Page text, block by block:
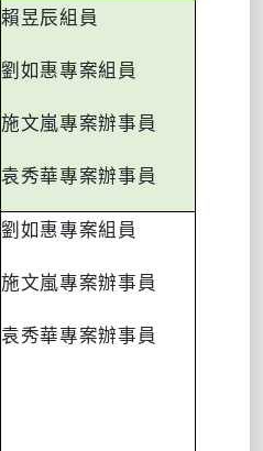
賴昱辰組員
劉如惠專案組員
施文嵐專案辦事員
袁秀華專案辦事員
劉如惠專案組員
施文嵐專案辦事員
袁秀華專案辦事員